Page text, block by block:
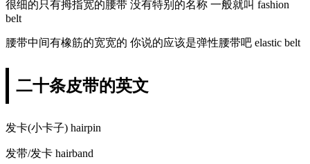
很细的只有拇指宽的腰带 没有特别的名称 一般就叫 fashion
belt
腰带中间有橡筋的宽宽的 你说的应该是弹性腰带吧 elastic belt
二十条皮带的英文
发卡(小卡子) hairpin
发带/发卡 hairband